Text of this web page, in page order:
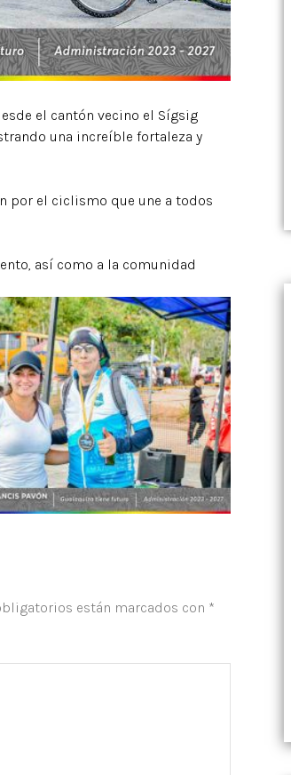
el cantón vecino el Sígsig
una increíble fortaleza y
por el ciclismo que une a todos
así como a la comunidad
están marcados con *